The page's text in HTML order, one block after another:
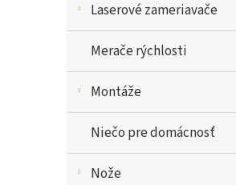
Laserové zameriavače
Merače rýchlosti
Montáže
Niečo pre domácnosť
Nože